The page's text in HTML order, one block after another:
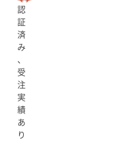
認
証
済
み
、
受
注
実
績
あ
り